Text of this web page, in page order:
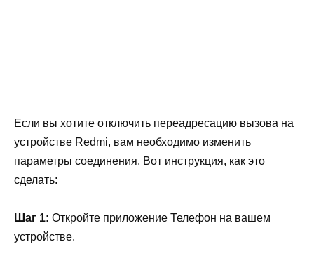
Если вы хотите отключить переадресацию вызова на
устройстве Redmi, вам необходимо изменить
параметры соединения. Вот инструкция, как это
сделать:
Шаг 1: Откройте приложение Телефон на вашем
устройстве.